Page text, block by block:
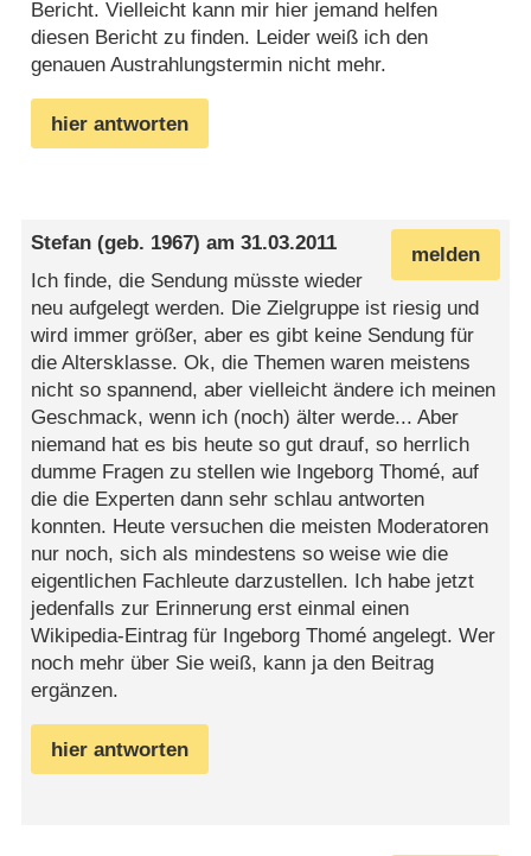
Bericht. Vielleicht kann mir hier jemand helfen
diesen Bericht zu finden. Leider weiß ich den
genauen Austrahlungstermin nicht mehr.
hier antworten
melden
Stefan (geb. 1967) am31.03.2011
Ich finde, die Sendung müsste wieder
neu aufgelegt werden. Die Zielgruppe ist riesig und
wird immer größer, aber es gibt keine Sendung für
die Altersklasse. Ok, die Themen waren meistens
nicht so spannend, aber vielleicht ändere ich meinen
Geschmack, wenn ich (noch) älter werde... Aber
niemand hat es bis heute so gut drauf, so herrlich
dumme Fragen zu stellen wie Ingeborg Thomé, auf
die die Experten dann sehr schlau antworten
konnten. Heute versuchen die meisten Moderatoren
nur noch, sich als mindestens so weise wie die
eigentlichen Fachleute darzustellen. Ich habe jetzt
jedenfalls zur Erinnerung erst einmal einen
Wikipedia-Eintrag für Ingeborg Thomé angelegt. Wer
noch mehr über Sie weiß, kann ja den Beitrag
ergänzen.
hier antworten